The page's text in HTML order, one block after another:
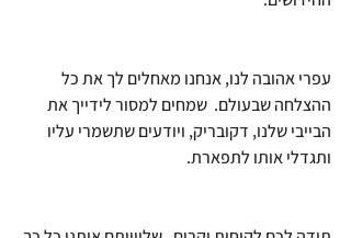
עפרי אהובה לנו, אנחנו מאחלים לך את כל
ההצלחה שבעולם.  שמחים למסור לידייך את
הבייבי שלנו, דקובריק, ויודעים שתשמרי עליו
ותגדלי אותו לתפארת.